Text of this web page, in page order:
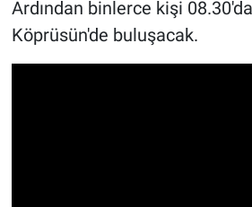
Ardından binlerce kişi
Köprüsün'de buluşacak.